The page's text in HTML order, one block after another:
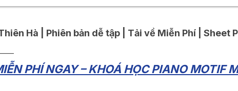
Hà | Phiên bản dễ tập | Tải về Miễn Phí | Sheet
PHÍ NGAY – KHOÁ HỌC PIANO MOTIF